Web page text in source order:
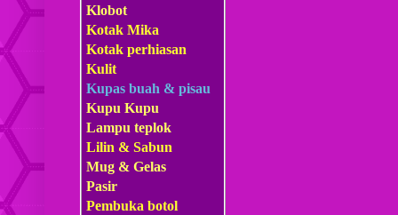
Klobot
Kotak Mika
Kotak perhiasan
Kulit
Kupas buah & pisau
Kupu Kupu
Lampu teplok
Lilin & Sabun
Mug & Gelas
Pasir
Pembuka botol